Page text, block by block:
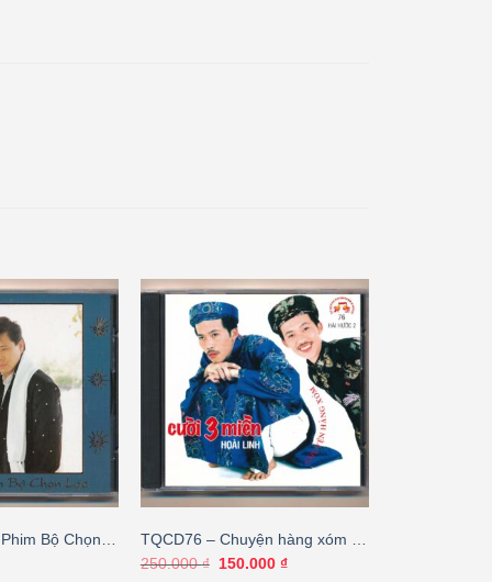
Bộ Chọn
TQCD76 – Chuyện hàng xóm –
Hoài Linh
250.000₫ Giá
150.000 ₫Giá